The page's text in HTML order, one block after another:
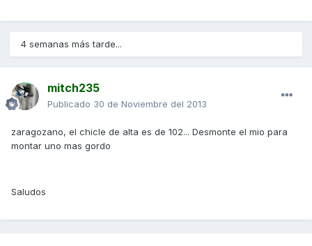
4 semanas más tarde...
mitch235
Publicado 30 de Noviembre del 2013
zaragozano, el chicle de alta es de 102... Desmonte el mio para
montar uno mas gordo
Saludos